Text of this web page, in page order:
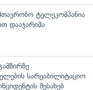
ტელეკომპანია
დააჯარიმა
სარეაბილიტაციო
შესახებ